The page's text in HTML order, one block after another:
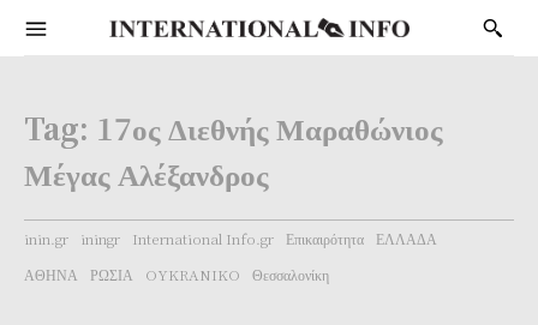
Tag: 17ος Διεθνής Μαραθώνιος
Μέγας Αλέξανδρος
inin.gr iningr International Info.gr Επικαιρότητα
ΕΛΛΑΔΑ
ΑΘΗΝΑ
ΡΩΣΙΑ OYKRANIKO Θεσσαλονίκη